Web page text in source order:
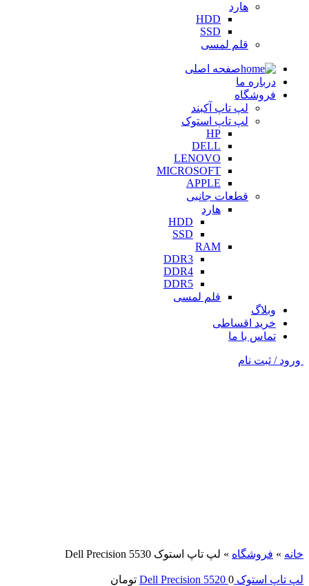
هارد
HDD
SSD
قلم لمسی
صفحه اصلی
درباره ما
فروشگاه
لپ تاپ آکبند
لپ تاپ استوک
HP
DELL
LENOVO
MICROSOFT
APPLE
قطعات جانبی
هارد
HDD
SSD
RAM
DDR3
DDR4
DDR5
قلم لمسی
وبلاگ
خرید اقساطی
تماس با ما
ورود / ثبت نام
خانه » فروشگاه » لپ تاپ استوک Dell Precision 5530
لپ تاپ استوک Dell Precision 5520 0
تومان